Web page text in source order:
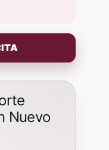
Nuevo